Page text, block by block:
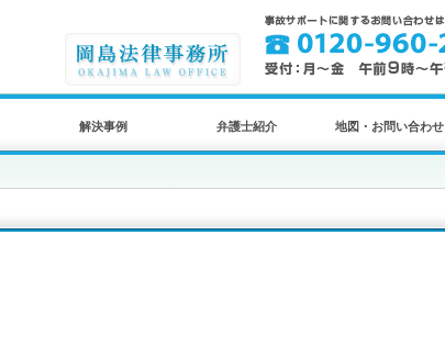
解決事例 弁護士紹介 地図・お問い合わせ